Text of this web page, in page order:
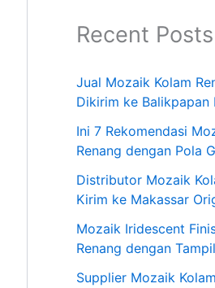
Recent Posts
Jual Mozaik Kolam
Dikirim ke Balikpapan
Ini 7 Rekomendasi
Renang dengan Pola
Distributor Mozaik
Kirim ke Makassar
Mozaik Iridescent
Renang dengan
Supplier Mozaik